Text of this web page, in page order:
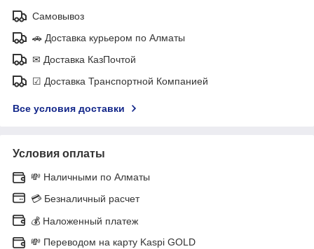
Самовывоз
🚗 Доставка курьером по Алматы
✉ Доставка КазПочтой
☑ Доставка Транспортной Компанией
Все условия доставки
Условия оплаты
💸 Наличными по Алматы
💳 Безналичный расчет
💰 Наложенный платеж
💸 Переводом на карту Kaspi GOLD